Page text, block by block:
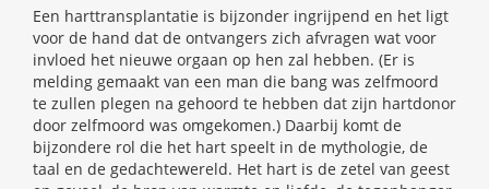
Een harttransplantatie is bijzonder ingrijpend en het ligt
voor de hand dat de ontvangers zich afvragen wat voor
invloed het nieuwe orgaan op hen zal hebben. (Er is
melding gemaakt van een man die bang was zelfmoord
te zullen plegen na gehoord te hebben dat zijn hartdonor
door zelfmoord was omgekomen.) Daarbij komt de
bijzondere rol die het hart speelt in de mythologie, de
taal en de gedachtewereld. Het hart is de zetel van geest